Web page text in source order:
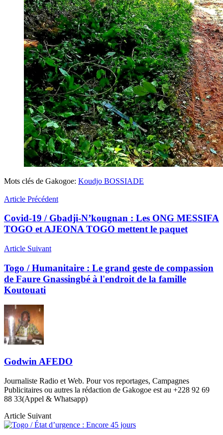
Mots clés de Gakogoe: Koudjo BOSSIADE
Article Précédent
Covid-19 / Gbadji-N’kougnan : Les ONG MESSIFA
TOGO et AJEONA TOGO mettent le paquet
Article Suivant
Togo / Humanitaire : Le grand geste de compassion
de Faure Gnassingbé à l'endroit de la famille
Koutouati
Godwin AFEDO
Journaliste Radio et Web. Pour vos reportages, Campagnes
Publicitaires ou autres la rédaction de Gakogoe est au +228 92 69
88 33(Appel & Whatsapp)
Article Suivant